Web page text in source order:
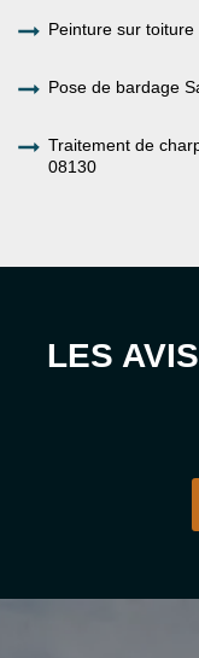
Peinture sur
Pose de bardage
Traitement de
08130
LES